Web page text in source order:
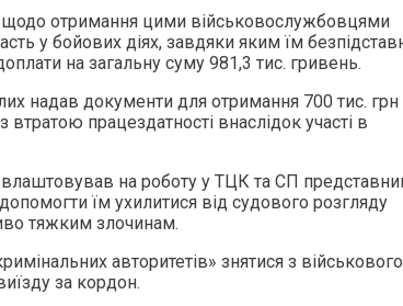
отримання цими військовослужбовцями
у бойових діях, завдяки яким їм
на загальну суму 981,3 тис. гривень.
надав документи для отримання 700 тис. грн
втратою працездатності внаслідок участі в
на роботу у ТЦК та СП
їм ухилитися від судового розгляду
тяжким злочинам.
авторитетів» знятися з військового
за кордон.